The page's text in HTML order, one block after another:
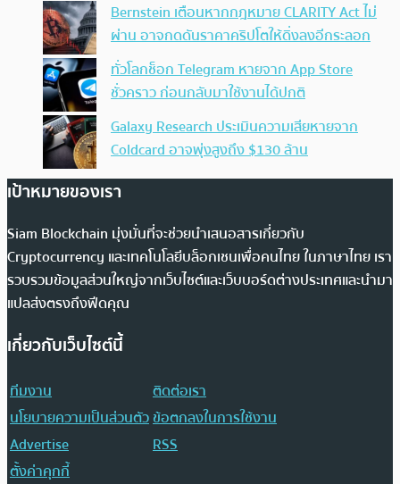
Bernstein เตือนหากกฎหมาย CLARITY Act ไม่
ผ่าน อาจกดดันราคาคริปโตให้ดิ่งลงอีกระลอก
ทั่วโลกช็อก Telegram หายจาก App Store
ชั่วคราว ก่อนกลับมาใช้งานได้ปกติ
Galaxy Research ประเมินความเสียหายจาก
Coldcard อาจพุ่งสูงถึง $130 ล้าน
เป้าหมายของเรา
Siam Blockchain มุ่งมั่นที่จะช่วยนำเสนอสารเกี่ยวกับ
Cryptocurrency และเทคโนโลยีบล็อกเชนเพื่อคนไทย ในภาษาไทย เรา
รวบรวมข้อมูลส่วนใหญ่จากเว็บไซต์และเว็บบอร์ดต่างประเทศและนำมา
แปลส่งตรงถึงฟีดคุณ
เกี่ยวกับเว็บไซต์นี้
ทีมงาน
ติดต่อเรา
นโยบายความเป็นส่วนตัวข้อตกลงในการใช้งาน
Advertise
RSS
ตั้งค่าคุกกี้